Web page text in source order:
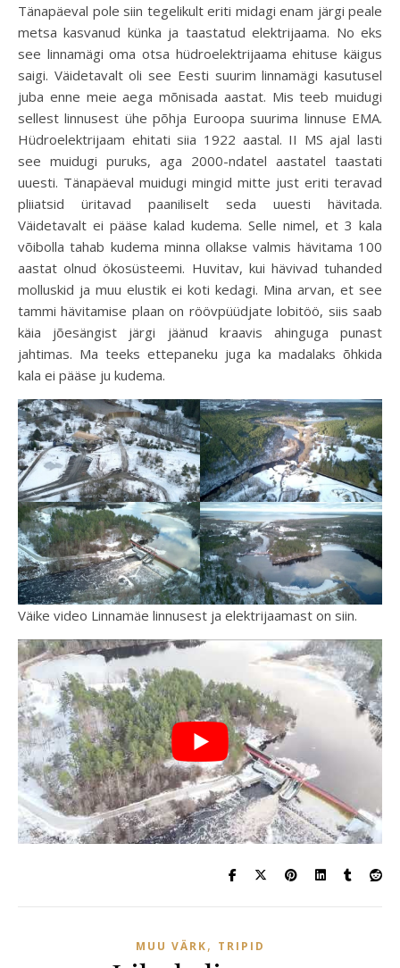
Tänapäeval pole siin tegelikult eriti midagi enam järgi peale
metsa kasvanud künka ja taastatud elektrijaama. No eks
see linnamägi oma otsa hüdroelektrijaama ehituse käigus
saigi. Väidetavalt oli see Eesti suurim linnamägi kasutusel
juba enne meie aega mõnisada aastat. Mis teeb muidugi
sellest linnusest ühe põhja Euroopa suurima linnuse EMA.
Hüdroelektrijaam ehitati siia 1922 aastal. II MS ajal lasti
see muidugi puruks, aga 2000-ndatel aastatel taastati
uuesti. Tänapäeval muidugi mingid mitte just eriti teravad
pliiatsid üritavad paaniliselt seda uuesti hävitada.
Väidetavalt ei pääse kalad kudema. Selle nimel, et 3 kala
võibolla tahab kudema minna ollakse valmis hävitama 100
aastat olnud ökosüsteemi. Huvitav, kui hävivad tuhanded
molluskid ja muu elustik ei koti kedagi. Mina arvan, et see
tammi hävitamise plaan on röövpüüdjate lobitöö, siis saab
käia jõesängist järgi jäänud kraavis ahinguga punast
jahtimas. Ma teeks ettepaneku juga ka madalaks õhkida
kala ei pääse ju kudema.
Väike video Linnamäe linnusest ja elektrijaamast on siin.
MUU VÄRK, TRIPID